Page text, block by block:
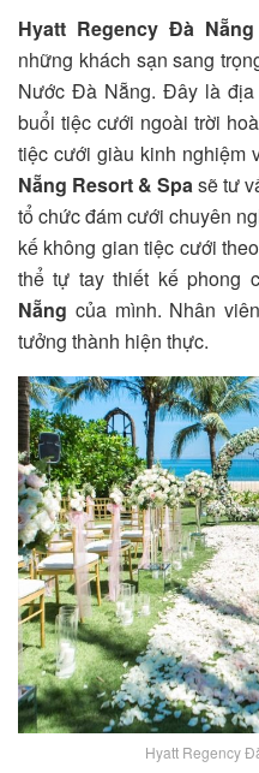
Hyatt Regency Đà
những khách sạn sang
Nước Đà Nẵng. Đây là
buổi tiệc cưới ngoài trời
tiệc cưới giàu kinh nghiệm
Nẵng Resort & Spasẽ tư
tổ chức đám cưới chuyên
kế không gian tiệc cưới
thể tự tay thiết kế phong
Nẵng của mình. Nhân
tưởng thành hiện thực.
Hyatt Regency